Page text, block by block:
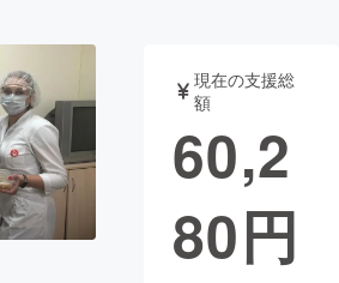
真
・ガジェット ゲーム・サ
現在の支援総
額
60,2
80円